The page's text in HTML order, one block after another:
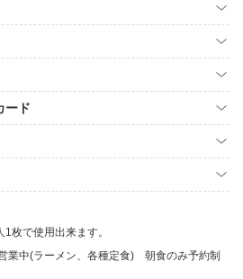
ード
枚で使用出来ます。
業中(ラーメン、各種定食) 朝食のみ予約制